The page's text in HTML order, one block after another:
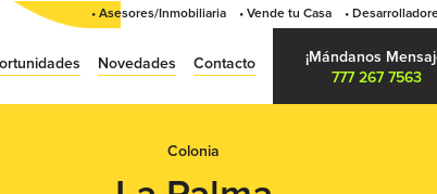
• Asesores/Inmobiliaria • Vende tu Casa •
Novedades Contacto
¡Mándanos
777 267 7563
Colonia